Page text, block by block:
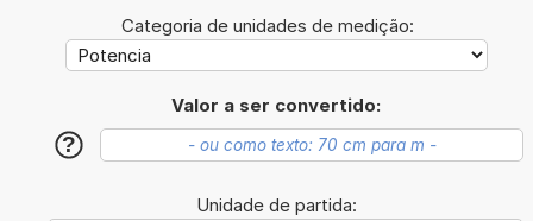
Categoria de unidades de medição:
Valor a ser convertido:
?
Unidade de partida: